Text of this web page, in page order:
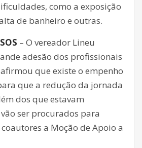
como a exposição
de banheiro e outras.
– O vereador Lineu
adesão dos profissionais
que existe o empenho
que a redução da jornada
dos que estavam
ser procurados para
a Moção de Apoio a